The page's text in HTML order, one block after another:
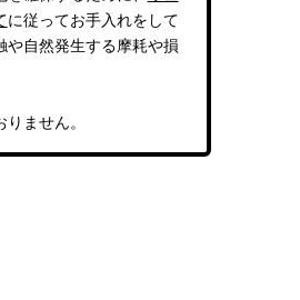
に従ってお手入れをして
や自然発生する摩耗や損
ません。